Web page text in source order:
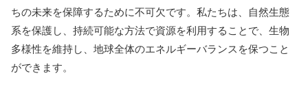
ちの未来を保障するために不可欠です。私たちは、自然生態
系を保護し、持続可能な方法で資源を利用することで、生物
多様性を維持し、地球全体のエネルギーバランスを保つこと
ができます。